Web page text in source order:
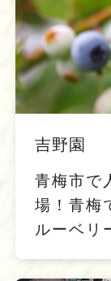
吉野園
青梅市で
場！青梅
ルーベリ